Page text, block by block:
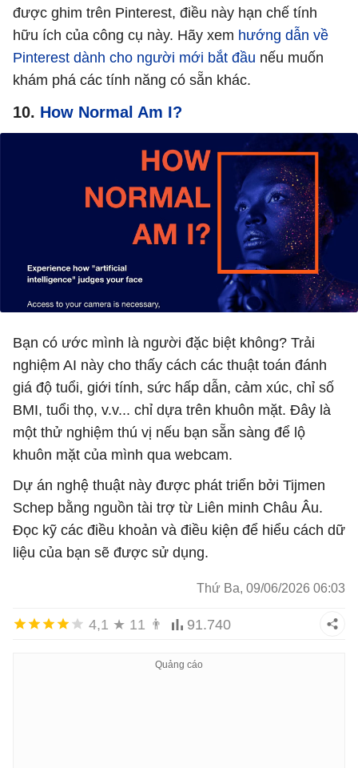
được ghim trên Pinterest, điều này hạn chế tính
hữu ích của công cụ này. Hãy xem hướng dẫn về
Pinterest dành cho người mới bắt đầu nếu muốn
khám phá các tính năng có sẵn khác.
10. How Normal Am I?
Bạn có ước mình là người đặc biệt không? Trải
nghiệm AI này cho thấy cách các thuật toán đánh
giá độ tuổi, giới tính, sức hấp dẫn, cảm xúc, chỉ số
BMI, tuổi thọ, v.v... chỉ dựa trên khuôn mặt. Đây là
một thử nghiệm thú vị nếu bạn sẵn sàng để lộ
khuôn mặt của mình qua webcam.
Dự án nghệ thuật này được phát triển bởi Tijmen
Schep bằng nguồn tài trợ từ Liên minh Châu Âu.
Đọc kỹ các điều khoản và điều kiện để hiểu cách dữ
liệu của bạn sẽ được sử dụng.
Thứ Ba, 09/06/2026 06:03
4,1 ★ 11 👨 91.740